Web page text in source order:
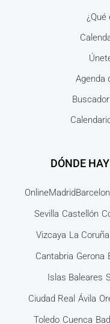
¿Qué
Agenda
DÓNDE
OnlineMadrid
Sevilla Castellón
Vizcaya La Coruña
Cantabria Gerona
Islas Baleares
Ciudad Real Ávila
Toledo Cuenca